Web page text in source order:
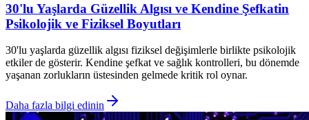
30'lu Yaşlarda Güzellik Algısı ve Kendine Şefkatin
Psikolojik ve Fiziksel Boyutları
30'lu yaşlarda güzellik algısı fiziksel değişimlerle birlikte psikolojik
etkiler de gösterir. Kendine şefkat ve sağlık kontrolleri, bu dönemde
yaşanan zorlukların üstesinden gelmede kritik rol oynar.
Daha fazla bilgi edinin